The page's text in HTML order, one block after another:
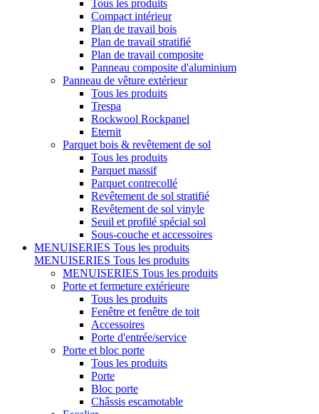
Tous les produits
Compact intérieur
Plan de travail bois
Plan de travail stratifié
Plan de travail composite
Panneau composite d'aluminium
Panneau de vêture extérieur
Tous les produits
Trespa
Rockwool Rockpanel
Eternit
Parquet bois & revêtement de sol
Tous les produits
Parquet massif
Parquet contrecollé
Revêtement de sol stratifié
Revêtement de sol vinyle
Seuil et profilé spécial sol
Sous-couche et accessoires
MENUISERIES Tous les produits
MENUISERIES Tous les produits
MENUISERIES Tous les produits
Porte et fermeture extérieure
Tous les produits
Fenêtre et fenêtre de toit
Accessoires
Porte d'entrée/service
Porte et bloc porte
Tous les produits
Porte
Bloc porte
Châssis escamotable